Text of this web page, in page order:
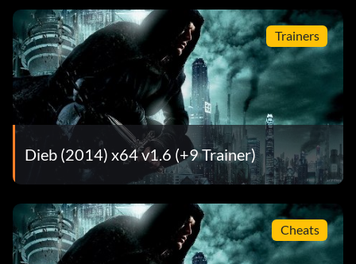
Trainers
Dieb (2014) x64 v1.6 (+9 Trainer)
Cheats